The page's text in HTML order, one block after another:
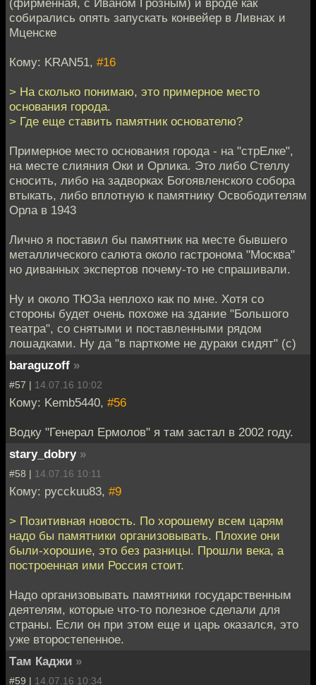
собирались опять запускать конвейер в Ливнах и
Мценске
Кому: KRAN51, #16
> На сколько понимаю, это примерное место
основания города.
> Где еще ставить памятник основателю?
Примерное место основания города - на "стрЕлке",
на месте слияния Оки и Орлика. Это либо Стеллу
сносить, либо на задворках Богоявленского собора
втыкать, либо вплотную к памятнику Освободителям
Орла в 1943
Лично я поставил бы памятник на месте бывшего
металлического салюта около гастронома "Москва"
но диванных экспертов почему-то не спрашивали.
Ну и около ТЮЗа неплохо как по мне. Хотя со
стороны будет очень похоже на здание "Большого
театра", со снятыми и поставленными рядом
лошадками. Ну да "в парткоме не дураки сидят" (с)
baraguzoff »
#57 | 14.07.16 10:02
Кому: Kemb5440, #56
Водку "Генерал Ермолов" я там застал в 2002 году.
stary_dobry »
#58 | 14.07.16 10:11
Кому: pycckuu83, #9
> Позитивная новость. По хорошему всем царям
надо бы памятники организовывать. Плохие они
были-хорошие, это без разницы. Прошли века, а
построенная ими Россия стоит.
Надо организовывать памятники государственным
деятелям, которые что-то полезное сделали для
страны. Если он при этом еще и царь оказался, это
уже второстепенное.
Там Каджи »
#59 | 14.07.16 10:34